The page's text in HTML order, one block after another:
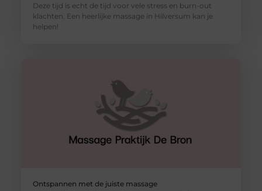
Deze tijd is echt de tijd voor vele stress en burn-out
klachten. Een heerlijke massage in Hilversum kan je
helpen!
Ontspannen met de juiste massage